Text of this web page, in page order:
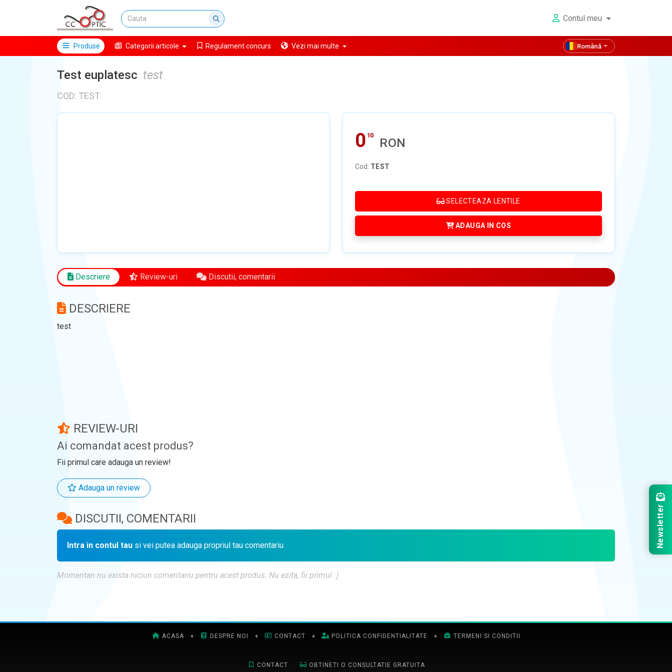
Contul meu
Produse Categorii articole Regulament concurs Vezi mai multe Română
Test euplatesc test
COD: TEST
0 10
RON
Cod: TEST
SELECTEAZA LENTILE
ADAUGA IN COS
Descriere Review-uri Discutii, comentarii
DESCRIERE
test
REVIEW-URI
Ai comandat acest produs?
Fii primul care adauga un review!
Adauga un review
DISCUTII, COMENTARII
Intra in contul tau si vei putea adauga propriul tau comentariu
Momentan nu exista niciun comentariu pentru acest produs. Nu ezita, fii primul :)
ACASA ♦ DESPRE NOI ♦ CONTACT ♦ POLITICA CONFIDENTIALITATE ♦ TERMENI SI CONDITII
CONTACT OBTINETI O CONSULTATIE GRATUITA
Newsletter